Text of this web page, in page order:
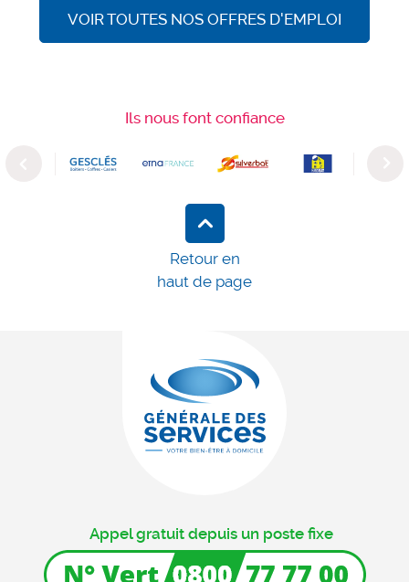
VOIR TOUTES NOS OFFRES D'EMPLOI
Ils nous font confiance
Previous Next
Appel gratuit depuis un poste fixe
Retour en
haut de page